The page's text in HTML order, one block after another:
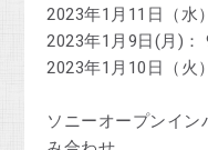
2023年1月11日（水
2023年1月9日(月)：
2023年1月10日（火
ソニーオープンイン